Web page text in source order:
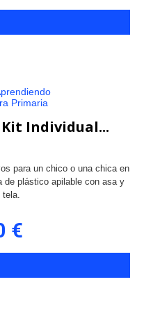
Kit Individual...
para un chico o una chica en
de plástico apilable con asa y
tela.
€